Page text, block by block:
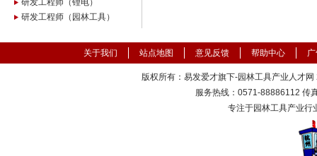
研发工程师（锂电）
研发工程师（园林工具）
关于我们 站点地图 意见反馈 帮助中心
版权所有：易发爱才旗下-园林工具产业人才
服务热线：0571-88886112 传
专注于园林工具产业行